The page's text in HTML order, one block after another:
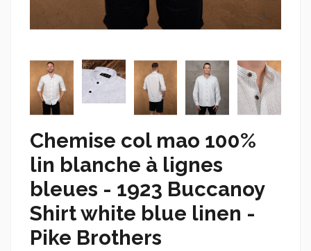
Chemise col mao 100%
lin blanche à lignes
bleues - 1923 Buccanoy
Shirt white blue linen -
Pike Brothers